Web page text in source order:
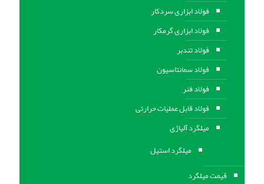
فولاد ابزاری سردکار
فولاد ابزاری گرمکار
فولاد تندبر
فولاد سمانتاسیون
فولاد فنر
فولاد قابل عملیات حرارتی
ميلگرد آلیاژی
میلگرد استیل
قیمت میلگرد